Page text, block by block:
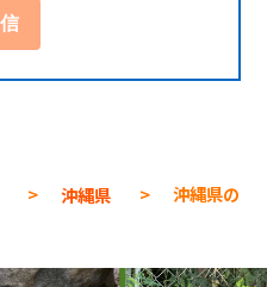
> 沖縄県 >
沖縄県の